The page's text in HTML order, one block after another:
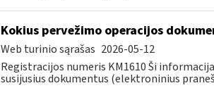
Kokius pervežimo operacijos
Web turinio sąrašas 2026-05-12
Registracijos numeris KM1610 Ši
susijusius dokumentus (elektroninius